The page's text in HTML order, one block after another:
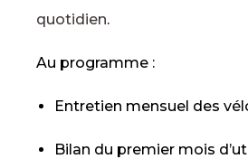
quotidien.
Au programme :
Entretien mensuel des
Bilan du premier mois